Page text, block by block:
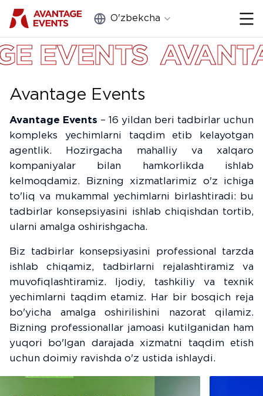
O'zbekcha
Portfolio
Xizmatlar
Biz haqimizda
Texnika va mebel ijarasi
Blog
Aloqa
Bog'lanish
EVENTS
Avantage Events
Avantage Events – 16 yildan beri tadbirlar uchun
kompleks yechimlarni taqdim etib kelayotgan
agentlik. Hozirgacha mahalliy va xalqaro
kompaniyalar bilan hamkorlikda ishlab
kelmoqdamiz. Bizning xizmatlarimiz o'z ichiga
to'liq va mukammal yechimlarni birlashtiradi: bu
tadbirlar konsepsiyasini ishlab chiqishdan tortib,
ularni amalga oshirishgacha.
Biz tadbirlar konsepsiyasini professional tarzda
ishlab chiqamiz, tadbirlarni rejalashtiramiz va
muvofiqlashtiramiz. Ijodiy, tashkiliy va texnik
yechimlarni taqdim etamiz. Har bir bosqich reja
bo'yicha amalga oshirilishini nazorat qilamiz.
Bizning professionallar jamoasi kutilganidan ham
yuqori bo'lgan darajada xizmatni taqdim etish
uchun doimiy ravishda o'z ustida ishlaydi.